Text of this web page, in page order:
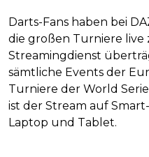
Darts-Fans haben bei
die großen Turniere live
Streamingdienst
sämtliche Events der
Turniere der World
ist der Stream auf
Laptop und Tablet.